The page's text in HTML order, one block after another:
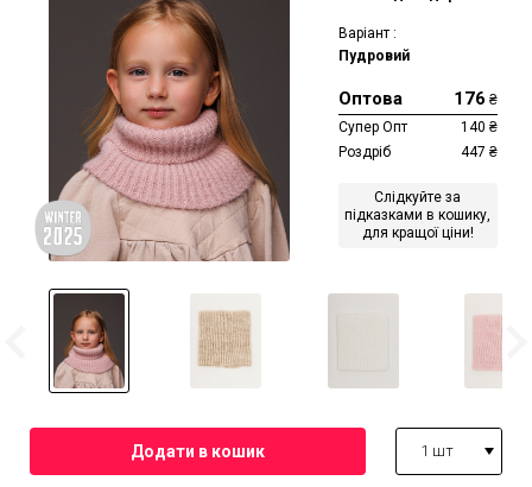
Варіант :
Пудровий
Оптова 176 ₴
Супер Опт
140 ₴
Роздріб
447 ₴
Слідкуйте за
підказками в кошику,
для кращої ціни!
1 шт